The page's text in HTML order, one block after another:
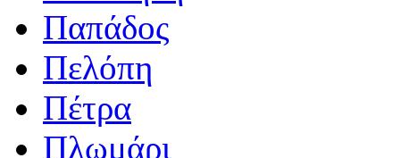
Παπάδος
Πελόπη
Πέτρα
Πλωμάρι